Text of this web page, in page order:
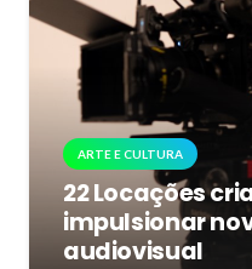
ARTE E CULTURA
22 Locações
impulsionar
audiovisual